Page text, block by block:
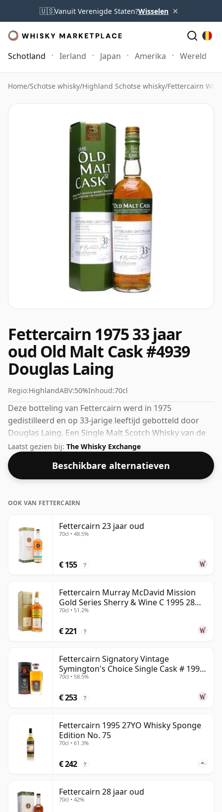
🇺🇸Vanuit Verenigde Staten?Wisselen ×
Schotland Ierland Japan Amerika Wereld
Home/Schotse whisky/Highland Schotse whisky/Fettercairn
Fettercairn 1975 33 jaar
oud Old Malt Cask #4939
Douglas Laing
Regio:HighlandABV:50%Inhoud:70cl
Deze botteling van Fettercairn werd in 1975
gedistilleerd en op 33-jarige leeftijd gebotteld door
Douglas Laing. Een Single Malt Scotch Whisky van de
Fettercairn-distilleerderij, gelegen in de Hooglanden
van Schotland. Wordt geleverd in een standaardfles
van 70 cl met een afwijkende sterkte van 50%.
Laatst gezien bij: The Whisky Exchange
Beschikbare alternatieven
OOK VAN FETTERCAIRN
Fettercairn 23 jaar oud
70cl • 48.5%
€ 155 ?
Fettercairn Murray McDavid Mission
Gold Series Sherry & Wine C 1995 28
jaar oud
70cl • 51.2%
€ 221 ?
Fettercairn Signatory Vintage
Symington's Choice Single Cask # 1995
30 jaar oud
70cl • 58.5%
€ 253 ?
Fettercairn 1995 27YO Whisky Sponge
Edition No. 75
70cl • 61.3%
€ 242 ?
Fettercairn 28 jaar oud
70cl • 42%